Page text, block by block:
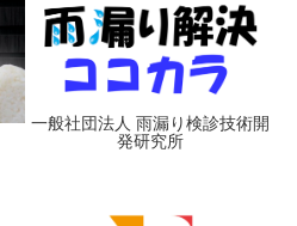
一般社団法人 雨漏り検診技術開
発研究所